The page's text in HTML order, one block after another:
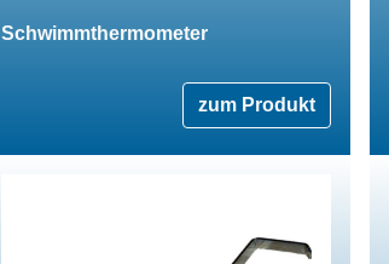
Schwimmthermometer
zum Produkt